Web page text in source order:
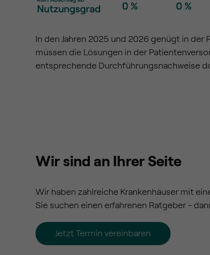
In den Jahren 2025 und 2026 genügt in
müssen die Lösungen in der
entsprechende Durchführungsnachweise
Wir sind an Ihrer Seite
Wir haben zahlreiche Krankenhäuser mit
Sie suchen einen erfahrenen Ratgeber -
Jetzt Termin vereinbaren